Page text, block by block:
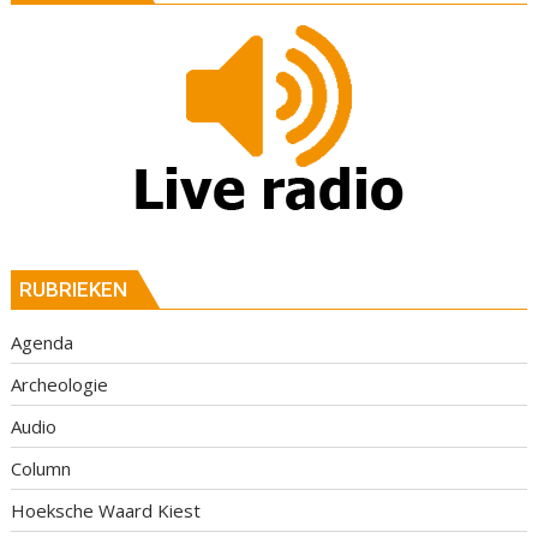
RUBRIEKEN
Agenda
Archeologie
Audio
Column
Hoeksche Waard Kiest